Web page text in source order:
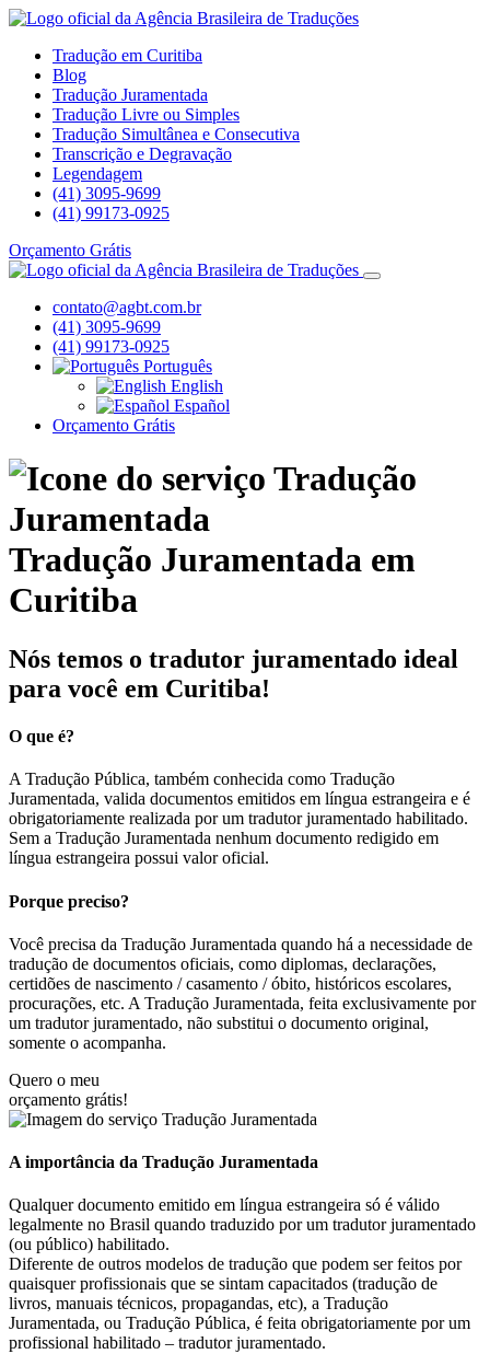
Tradução em Curitiba
Blog
Tradução Juramentada
Tradução Livre ou Simples
Tradução Simultânea e Consecutiva
Transcrição e Degravação
Legendagem
(41) 3095-9699
(41) 99173-0925
Orçamento Grátis
contato@agbt.com.br
(41) 3095-9699
(41) 99173-0925
Português
English
Español
Orçamento Grátis
Tradução Juramentada em
Curitiba
Nós temos o tradutor juramentado ideal
para você em Curitiba!
O que é?
A Tradução Pública, também conhecida como Tradução
Juramentada, valida documentos emitidos em língua estrangeira e é
obrigatoriamente realizada por um tradutor juramentado habilitado.
Sem a Tradução Juramentada nenhum documento redigido em
língua estrangeira possui valor oficial.
Porque preciso?
Você precisa da Tradução Juramentada quando há a necessidade de
tradução de documentos oficiais, como diplomas, declarações,
certidões de nascimento / casamento / óbito, históricos escolares,
procurações, etc. A Tradução Juramentada, feita exclusivamente por
um tradutor juramentado, não substitui o documento original,
somente o acompanha.
Quero o meu
orçamento grátis!
A importância da Tradução Juramentada
Qualquer documento emitido em língua estrangeira só é válido
legalmente no Brasil quando traduzido por um tradutor juramentado
(ou público) habilitado.
Diferente de outros modelos de tradução que podem ser feitos por
quaisquer profissionais que se sintam capacitados (tradução de
livros, manuais técnicos, propagandas, etc), a Tradução
Juramentada, ou Tradução Pública, é feita obrigatoriamente por um
profissional habilitado – tradutor juramentado.